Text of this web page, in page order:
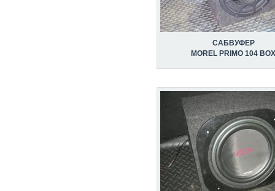
САБВУФЕР
MOREL PRIMO 104 BOX